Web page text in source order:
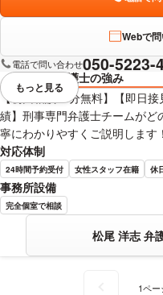
Webで
電話で問い合わせ050-5223-
弁護士の強み
【初回相談60分無料】【即日
績】刑事専門弁護士チームが
寧にわかりやすくご説明します！
対応体制
24時間予約受付 女性スタッフ在籍 休
事務所設備
完全個室で相談
松尾 洋志 弁
視覚的に省略されている要
もっと見る
1ペ